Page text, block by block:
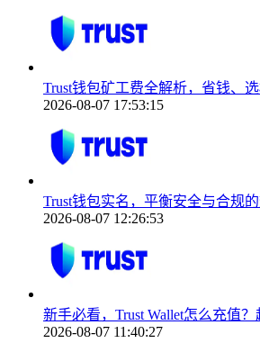
Trust钱包矿工费全解析，省钱、
2026-08-07 17:53:15
Trust钱包实名，平衡安全与合规
2026-08-07 12:26:53
新手必看，Trust Wallet怎么充值
2026-08-07 11:40:27